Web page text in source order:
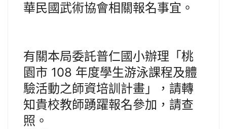
華民國武術協會相關報名事宜。
有關本局委託普仁國小辦理「桃
園市 108 年度學生游泳課程及體
驗活動之師資培訓計畫」，請轉
知貴校教師踴躍報名參加，請查
照。